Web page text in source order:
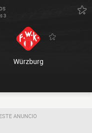
3
Würzburg
ANUNCIO